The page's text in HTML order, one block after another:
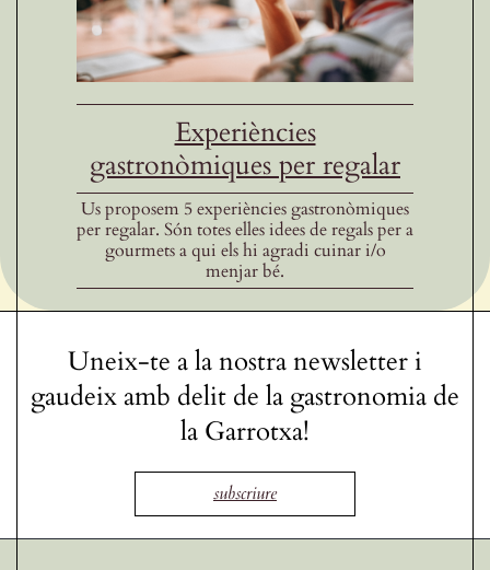
Experiències
gastronòmiques per regalar
Us proposem 5 experiències gastronòmiques
per regalar. Són totes elles idees de regals per a
gourmets a qui els hi agradi cuinar i/o
menjar bé.
Uneix-te a la nostra newsletter i
gaudeix amb delit de la gastronomia de
la Garrotxa!
subscriure